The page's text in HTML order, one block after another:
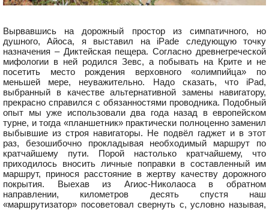
Вырвавшись на дорожный простор из симпатичного, но
душного, Айоса, я выставил на iPadе следующую точку
назначения – Диктейская пещера. Согласно древнегреческой
мифологии в ней родился Зевс, а побывать на Крите и не
посетить место рождения верховного «олимпийца» по
меньшей мере, неуважительно. Надо сказать, что iPad,
выбранный в качестве альтернативной замены навигатору,
прекрасно справился с обязанностями проводника. Подобный
опыт мы уже использовали два года назад в европейском
турне, и тогда «планшетник» практически полноценно заменил
выбывшие из строя навигаторы. Не подвёл гаджет и в этот
раз, безошибочно прокладывая необходимый маршрут по
кратчайшему пути. Порой настолько кратчайшему, что
приходилось вносить личные поправки в составленный им
маршрут, принося расстояние в жертву качеству дорожного
покрытия. Выехав из Агиос-Николаоса в обратном
направлении, километров десять спустя наш
«маршрутизатор» посоветовал свернуть с, условно называя,